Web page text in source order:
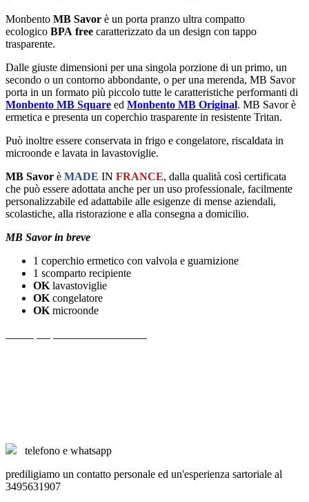
Monbento MB Savor è un porta pranzo ultra compatto
ecologico BPA free caratterizzato da un design con tappo
trasparente.
Dalle giuste dimensioni per una singola porzione di un primo, un
secondo o un contorno abbondante, o per una merenda, MB Savor
porta in un formato più piccolo tutte le caratteristiche performanti di
Monbento MB Square ed Monbento MB Original. MB Savor è
ermetica e presenta un coperchio trasparente in resistente Tritan.
Può inoltre essere conservata in frigo e congelatore, riscaldata in
microonde e lavata in lavastoviglie.
MB Savor è MADE IN FRANCE, dalla qualità così certificata
che può essere adottata anche per un uso professionale, facilmente
personalizzabile ed adattabile alle esigenze di mense aziendali,
scolastiche, alla ristorazione e alla consegna a domicilio.
MB Savor in breve
1 coperchio ermetico con valvola e guarnizione
1 scomparto recipiente
OK lavastoviglie
OK congelatore
OK microonde
telefono e whatsapp
prediligiamo un contatto personale ed un'esperienza sartoriale al
3495631907